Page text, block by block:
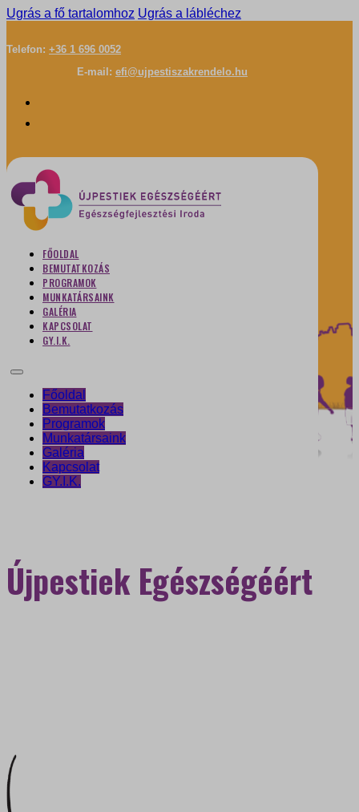
Ugrás a fő tartalomhoz Ugrás a lábléchez
Telefon: +36 1 696 0052
E-mail: efi@ujpestiszakrendelo.hu
FŐOLDAL
BEMUTATKOZÁS
PROGRAMOK
MUNKATÁRSAINK
GALÉRIA
KAPCSOLAT
GY.I.K.
Főoldal
Bemutatkozás
Programok
Munkatársaink
Galéria
Kapcsolat
GY.I.K.
Újpestiek Egészségéért